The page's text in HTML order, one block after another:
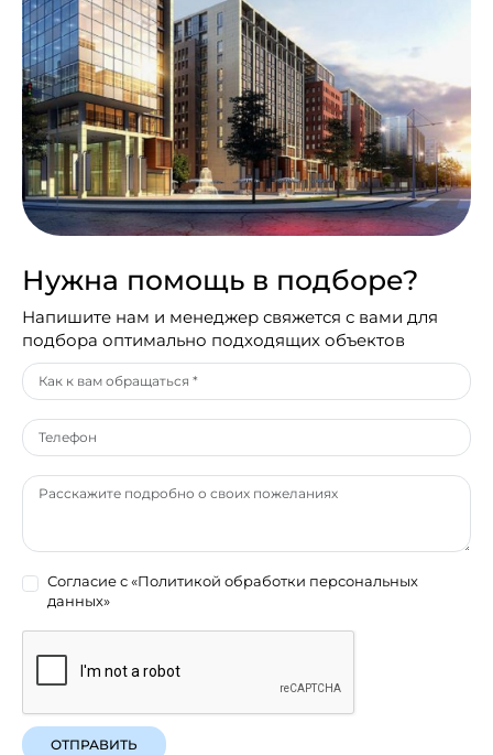
Нужна помощь в подборе?
Напишите нам и менеджер свяжется с вами для
подбора оптимально подходящих объектов
Согласие с«Политикой обработки персональных
данных»
ОТПРАВИТЬ